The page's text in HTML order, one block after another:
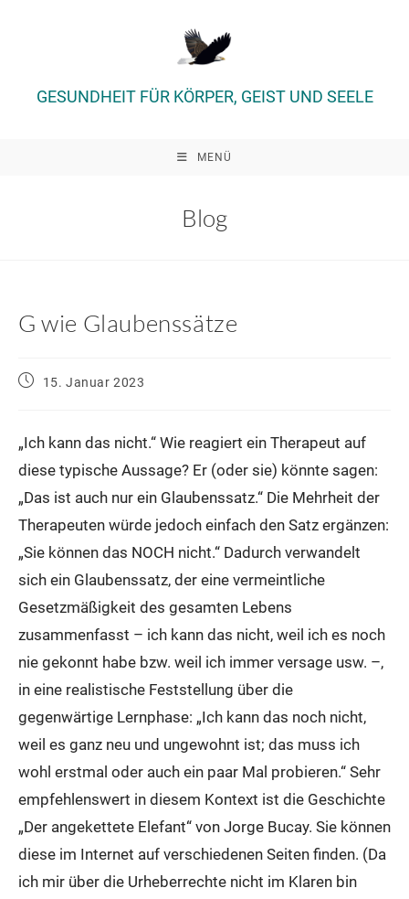
GESUNDHEIT FÜR KÖRPER, GEIST UND SEELE
MENÜ
Blog
G wie Glaubenssätze
Beitrag15. Januar 2023
„Ich kann das nicht.“ Wie reagiert ein Therapeut auf
diese typische Aussage? Er (oder sie) könnte sagen:
„Das ist auch nur ein Glaubenssatz.“ Die Mehrheit der
Therapeuten würde jedoch einfach den Satz ergänzen:
„Sie können das NOCH nicht.“ Dadurch verwandelt
sich ein Glaubenssatz, der eine vermeintliche
Gesetzmäßigkeit des gesamten Lebens
zusammenfasst – ich kann das nicht, weil ich es noch
nie gekonnt habe bzw. weil ich immer versage usw. –,
in eine realistische Feststellung über die
gegenwärtige Lernphase: „Ich kann das noch nicht,
weil es ganz neu und ungewohnt ist; das muss ich
wohl erstmal oder auch ein paar Mal probieren.“ Sehr
empfehlenswert in diesem Kontext ist die Geschichte
„Der angekettete Elefant“ von Jorge Bucay. Sie können
diese im Internet auf verschiedenen Seiten finden. (Da
ich mir über die Urheberrechte nicht im Klaren bin